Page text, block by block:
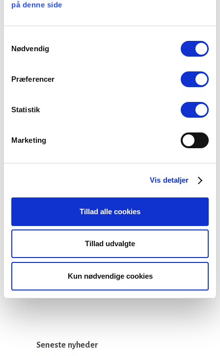
på denne side
Nødvendig
Præferencer
Statistik
Marketing
Vis detaljer
Tillad alle cookies
Tillad udvalgte
Kun nødvendige cookies
”Jeg er stolt over de lønstigninger, vi har sikret
ansatte sakker i forhold til kollegerne på det private
Lisbeth Lintz.
Præsteforeningen og Præsteforeningens
formand Pernille Vigsø Bagge og næstformand
Iben Johanne Thomsen.
Kategorier:
Præsteforeningen
Seneste nyheder